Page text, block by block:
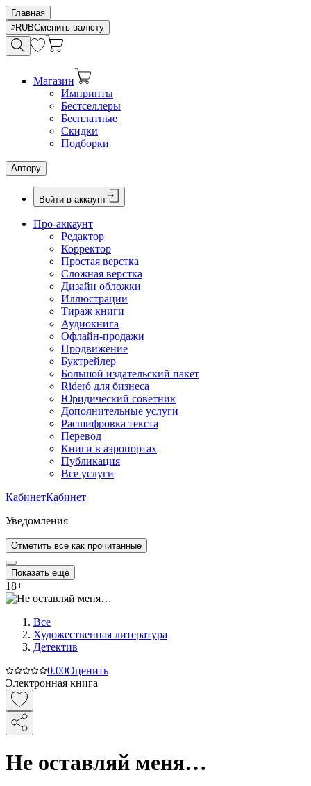
Главная
RUBСменить валюту
Магазин
Импринты
Бестселлеры
Бесплатные
Скидки
Подборки
Автору
Войти в аккаунт
Про-аккаунт
Редактор
Корректор
Простая верстка
Сложная верстка
Дизайн обложки
Иллюстрации
Тираж книги
Аудиокнига
Офлайн-продажи
Продвижение
Буктрейлер
Большой издательский пакет
Rideró для бизнеса
Юридический советник
Дополнительные услуги
Расшифровка текста
Перевод
Книги в аэропортах
Публикация
Все услуги
КабинетКабинет
Уведомления
Отметить все как прочитанные
Показать ещё
18+
Все
Художественная литература
Детектив
0.00Оценить
Электронная книга
Не оставляй меня…